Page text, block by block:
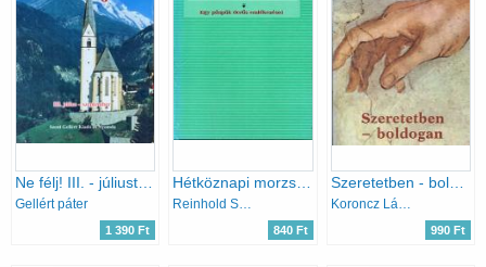
Ne félj! III. - júliustól szeptemberig
Gellért páter
1 390 Ft
Hétköznapi morzsák, örök bölcsességek (Egy püspök derűs emlékezései. A szerző saját illusztrációival)
Reinhold Stecher
840 Ft
Szeretetben - boldogan
Koroncz László
990 Ft